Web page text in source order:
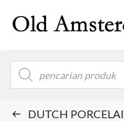
Products
search
DUTCH